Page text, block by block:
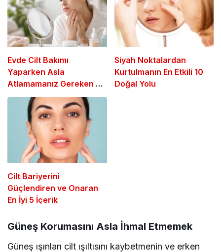
Evde Cilt Bakımı
Yaparken Asla
Atlamamanız Gereken 7
Temel Adım
Siyah Noktalardan
Kurtulmanın En Etkili 10
Doğal Yolu
Cilt Bariyerini
Güçlendiren ve Onaran
En İyi 5 İçerik
Güneş Korumasını Asla İhmal Etmemek
Güneş ışınları cilt ışıltısını kaybetmenin ve erken